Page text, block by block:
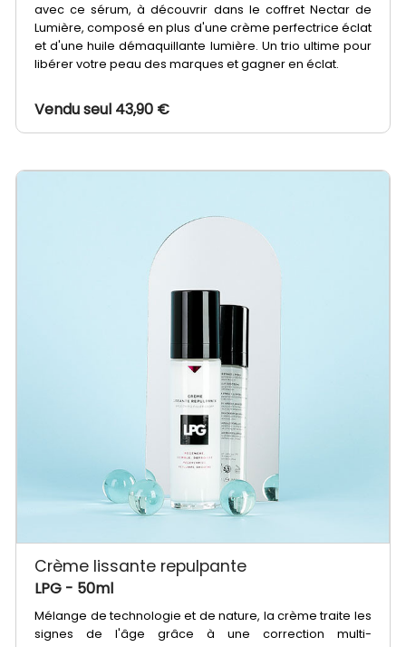
avec ce sérum, à découvrir dans le coffret Nectar de
Lumière, composé en plus d'une crème perfectrice éclat
et d'une huile démaquillante lumière. Un trio ultime pour
libérer votre peau des marques et gagner en éclat.
Vendu seul 43,90 €
Crème lissante repulpante
LPG - 50ml
Mélange de technologie et de nature, la crème traite les
signes de l'âge grâce à une correction multi-